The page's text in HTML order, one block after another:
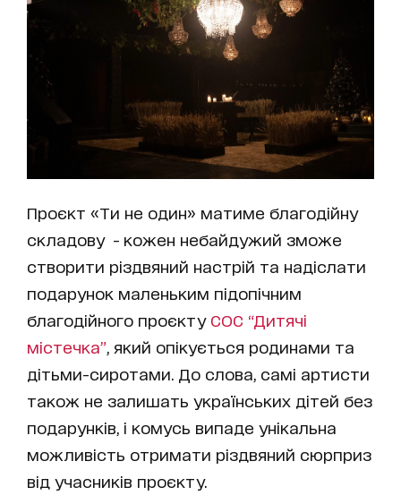
Проєкт «Ти не один» матиме благодійну
складову - кожен небайдужий зможе
створити різдвяний настрій та надіслати
подарунок маленьким підопічним
благодійного проєкту СОС “Дитячі
містечка” , який опікується родинами та
дітьми-сиротами. До слова, самі артисти
також не залишать українських дітей без
подарунків, і комусь випаде унікальна
можливість отримати різдвяний сюрприз
від учасників проєкту.